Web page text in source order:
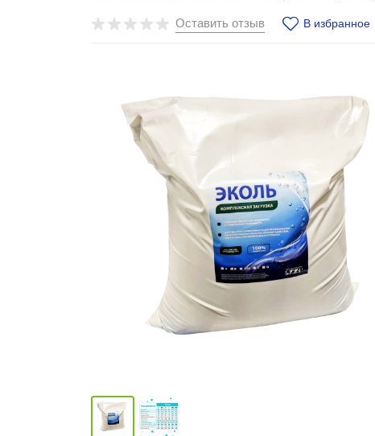
Оставить отзыв В избранное